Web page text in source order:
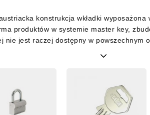
konstrukcja wkładki
produktów w systemie master key,
nie jest raczej dostępny w powszechnym
klucza:
3,0